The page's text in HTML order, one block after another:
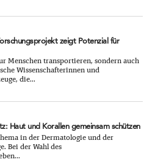
zeigt Potenzial für
Menschen transportieren, sondern auch
Wissenschafterinnen und
die...
Haut und Korallen gemeinsam schützen
in der Dermatologie und der
Bei der Wahl des